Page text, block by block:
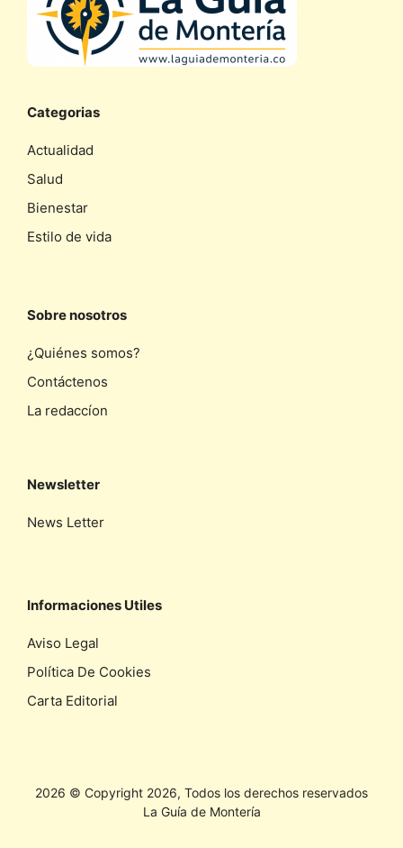
Categorias
Actualidad
Salud
Bienestar
Estilo de vida
Sobre nosotros
¿Quiénes somos?
Contáctenos
La redaccíon
Newsletter
News Letter
Informaciones Utiles
Aviso Legal
Política De Cookies
Carta Editorial
2026 © Copyright 2026, Todos los derechos reservados
La Guía de Montería